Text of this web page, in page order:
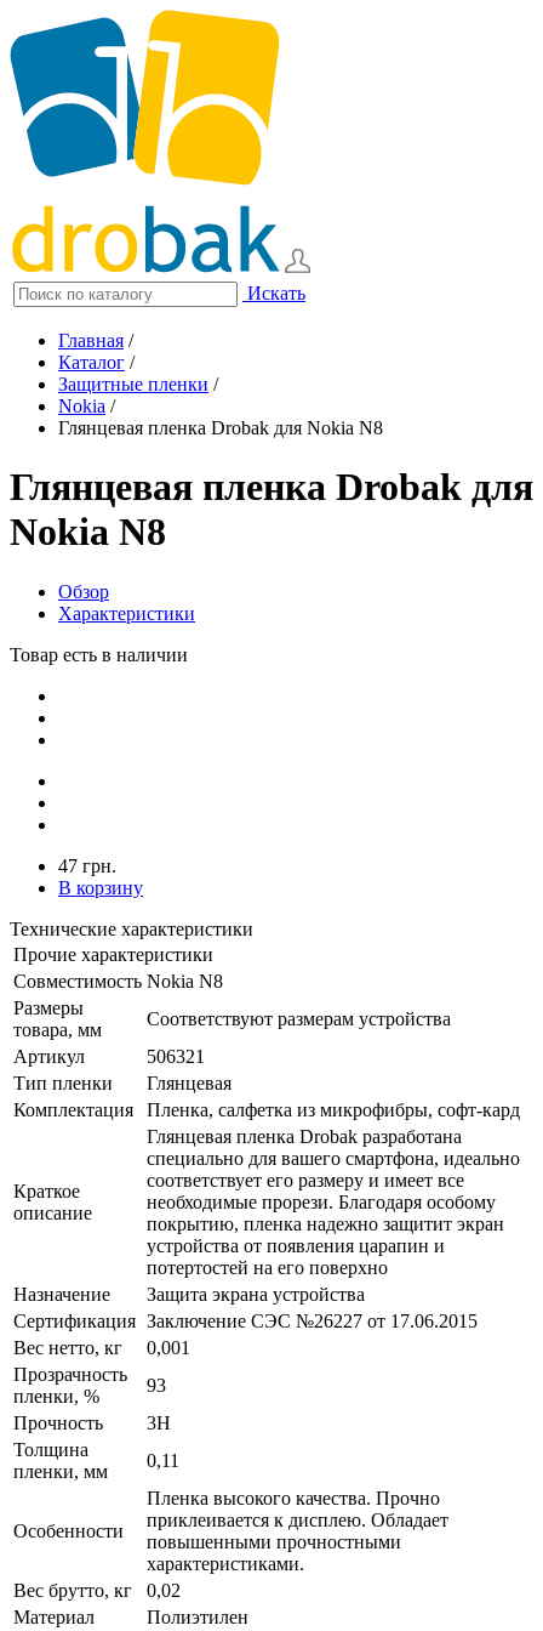
Искать
Главная /
Каталог /
Защитные пленки /
Nokia /
Глянцевая пленка Drobak для Nokia N8
Глянцевая пленка Drobak для
Nokia N8
Обзор
Характеристики
Товар есть в наличии
47 грн.
В корзину
Технические характеристики
Прочие характеристики
Совместимость Nokia N8
Размеры
товара, мм
Соответствуют размерам устройства
Артикул
506321
Тип пленки
Глянцевая
Комплектация
Пленка, салфетка из микрофибры, софт-кард
Краткое
описание
Глянцевая пленка Drobak разработана
специально для вашего смартфона, идеально
соответствует его размеру и имеет все
необходимые прорези. Благодаря особому
покрытию, пленка надежно защитит экран
устройства от появления царапин и
потертостей на его поверхно
Назначение
Защита экрана устройства
Сертификация Заключение СЭС №26227 от 17.06.2015
Вес нетто, кг
0,001
Прозрачность
пленки, %
93
Прочность
3H
Толщина
пленки, мм
0,11
Особенности
Пленка высокого качества. Прочно
приклеивается к дисплею. Обладает
повышенными прочностными
характеристиками.
Вес брутто, кг
0,02
Материал
Полиэтилен